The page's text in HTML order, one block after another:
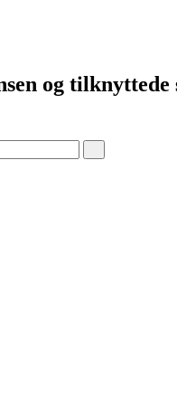
og tilknyttede